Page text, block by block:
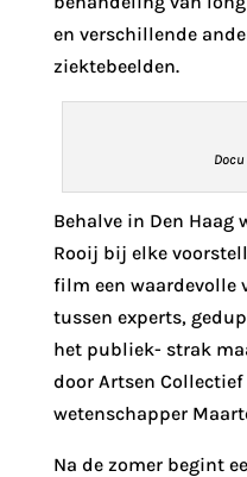
en verschillende
ziektebeelden.
Behalve in Den
Rooij bij elke
film een waardevolle
tussen experts,
het publiek- strak
door Artsen
wetenschapper
Na de zomer begint